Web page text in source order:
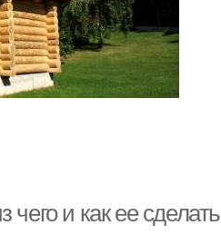
и как ее сделать